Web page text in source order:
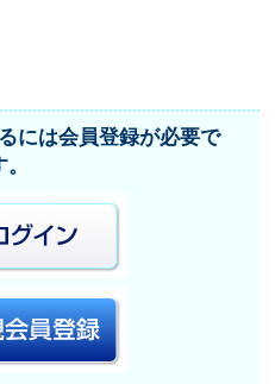
には会員登録が必要で